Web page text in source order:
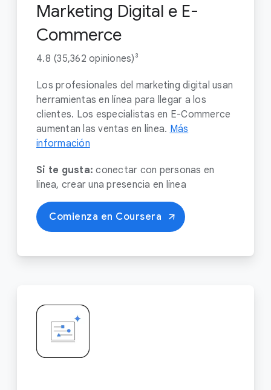
Marketing Digital e E-
Commerce
4.8 (35,362 opiniones)³
Los profesionales del marketing digital usan
herramientas en línea para llegar a los
clientes. Los especialistas en E-Commerce
aumentan las ventas en línea. Más
información
Si te gusta: conectar con personas en
línea, crear una presencia en línea
Comienza en Coursera